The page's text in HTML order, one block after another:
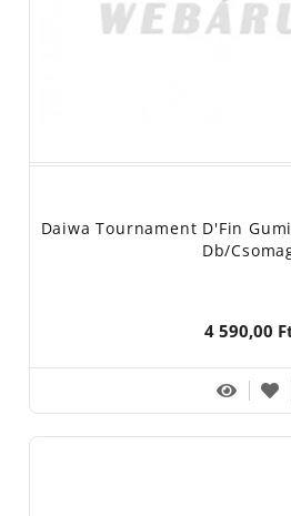
Daiwa Tournament D'Fin
Db/
4 590,00